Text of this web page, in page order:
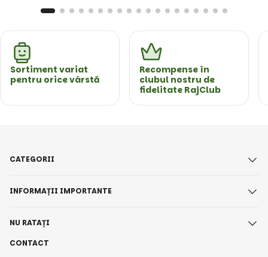
Sortiment variat
pentru orice vârstă
Recompense în
clubul nostru de
fidelitate RajClub
CONTACT
CATEGORII
INFORMAȚII IMPORTANTE
NU RATAȚI